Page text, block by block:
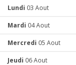
Lundi 03 Aout
Mardi 04 Aout
Mercredi 05 Aout
Jeudi 06 Aout